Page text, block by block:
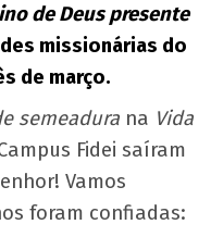
de Deus presente
missionárias do
de março.
semeadura na Vida
Fidei saíram
Vamos
foram confiadas: